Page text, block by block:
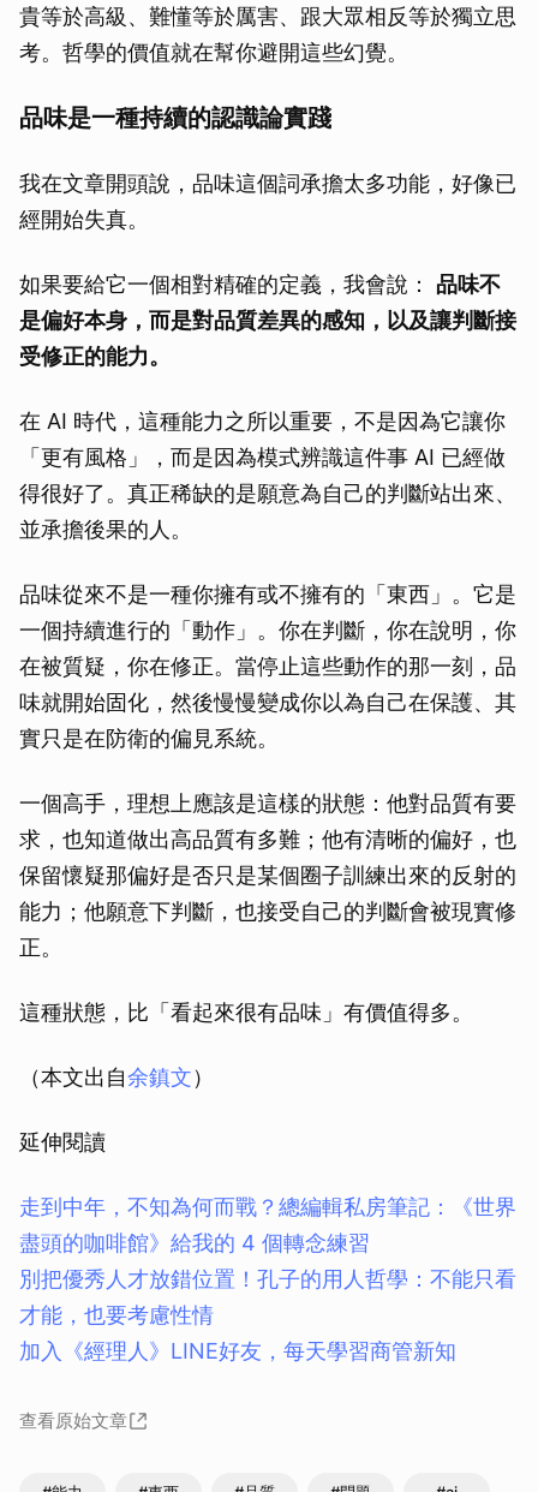
貴等於高級、難懂等於厲害、跟大眾相反等於獨立思
考。哲學的價值就在幫你避開這些幻覺。
品味是一種持續的認識論實踐
我在文章開頭說，品味這個詞承擔太多功能，好像已
經開始失真。
如果要給它一個相對精確的定義，我會說： 品味不
是偏好本身，而是對品質差異的感知，以及讓判斷接
受修正的能力。
在 AI 時代，這種能力之所以重要，不是因為它讓你
「更有風格」，而是因為模式辨識這件事 AI 已經做
得很好了。真正稀缺的是願意為自己的判斷站出來、
並承擔後果的人。
品味從來不是一種你擁有或不擁有的「東西」。它是
一個持續進行的「動作」。你在判斷，你在說明，你
在被質疑，你在修正。當停止這些動作的那一刻，品
味就開始固化，然後慢慢變成你以為自己在保護、其
實只是在防衛的偏見系統。
一個高手，理想上應該是這樣的狀態：他對品質有要
求，也知道做出高品質有多難；他有清晰的偏好，也
保留懷疑那偏好是否只是某個圈子訓練出來的反射的
能力；他願意下判斷，也接受自己的判斷會被現實修
正。
這種狀態，比「看起來很有品味」有價值得多。
（本文出自余鎮文）
延伸閱讀
走到中年，不知為何而戰？總編輯私房筆記：《世界
盡頭的咖啡館》給我的 4 個轉念練習
別把優秀人才放錯位置！孔子的用人哲學：不能只看
才能，也要考慮性情
加入《經理人》LINE好友，每天學習商管新知
查看原始文章